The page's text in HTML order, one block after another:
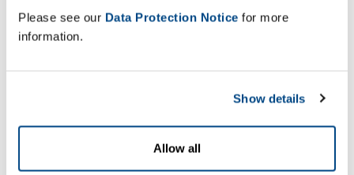
Please see our Data Protection Notice for more
information.
Show details
Allow all
fournitures viennent à manquer, la production
s’arrête, ce qui coûte cher », explique Alexander
Le client de Leadec souhaitait une livraison
précise et ponctuelle, ainsi qu’une transparence
maximale sur les processus ouverts et fermés. Il